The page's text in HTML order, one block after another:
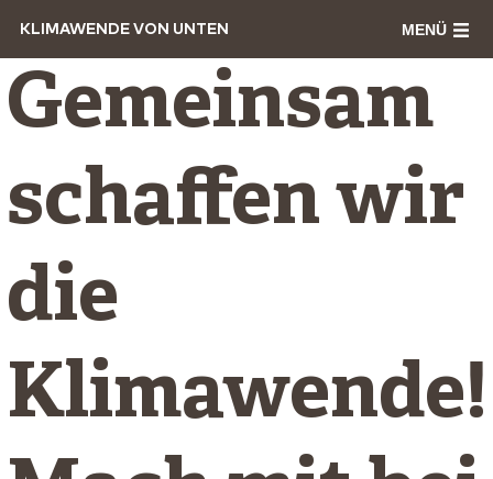
KLIMAWENDE VON UNTEN MENÜ
Gemeinsam
schaffen wir
die
Klimawende!